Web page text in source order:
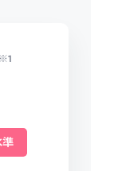
※1
準